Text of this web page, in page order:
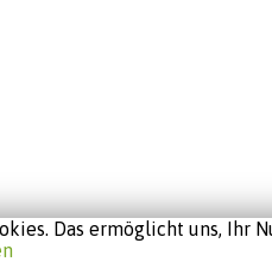
Das ermöglicht uns,